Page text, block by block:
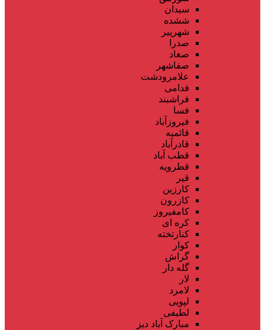
سیدان
ششده
شهرپیر
صدرا
صغاد
صفاشهر
علامرودشت
فدامی
فراشبند
فسا
فیروزآباد
قائمیه
قادرآباد
قطب آباد
قطرویه
قیر
کارزین
کازرون
کامفیروز
کره ای
کنارتخته
کوار
گراش
گله دار
لار
لامرد
لپویی
لطیفی
مبارک آباد دیز